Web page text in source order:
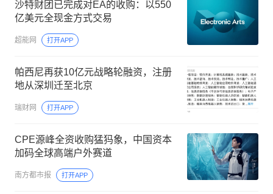
沙特财团已完成对EA的收购：以550
亿美元全现金方式交易
超能网 打开APP
帕西尼再获10亿元战略轮融资，注册
地从深圳迁至北京
瑞财网 打开APP
CPE源峰全资收购猛犸象，中国资本
加码全球高端户外赛道
南方都市报 打开APP